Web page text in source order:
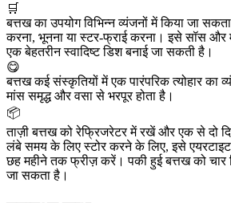
🛒
बत्तख का उपयोग विभिन्न व्यंजनों में किया जा
करना, भूनना या स्टर-फ्राई करना। इसे सॉस और
एक बेहतरीन स्वादिष्ट डिश बनाई जा सकती है।
😋
बत्तख कई संस्कृतियों में एक पारंपरिक त्योहार का
मांस समृद्ध और वसा से भरपूर होता है।
📦
ताज़ी बत्तख को रेफ्रिजरेटर में रखें और एक से दो
लंबे समय के लिए स्टोर करने के लिए, इसे
छह महीने तक फ्रीज़ करें। पकी हुई बत्तख को चार
जा सकता है।